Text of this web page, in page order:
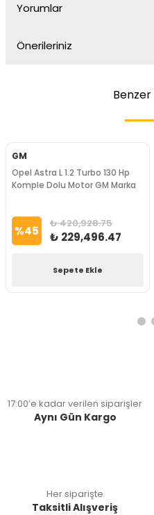
Yorumlar
Önerileriniz
Benzer
GM
Opel Astra L 1.2 Turbo 130 Hp
Komple Dolu Motor GM Marka
%45 ₺ 420,928.75
₺ 229,496.47
Sepete Ekle
17:00’e kadar verilen siparişler
Aynı Gün Kargo
Her siparişte
Taksitli Alışveriş